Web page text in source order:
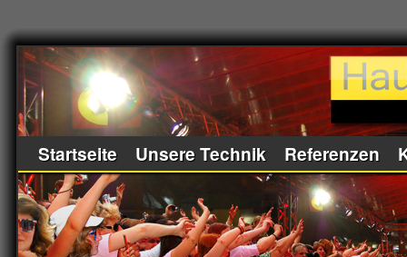
Startseite Unsere Technik Referenzen